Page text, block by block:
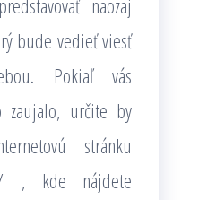
bude vedieť viesť
Pokiaľ vás
zaujalo, určite by
stránku
, kde nájdete